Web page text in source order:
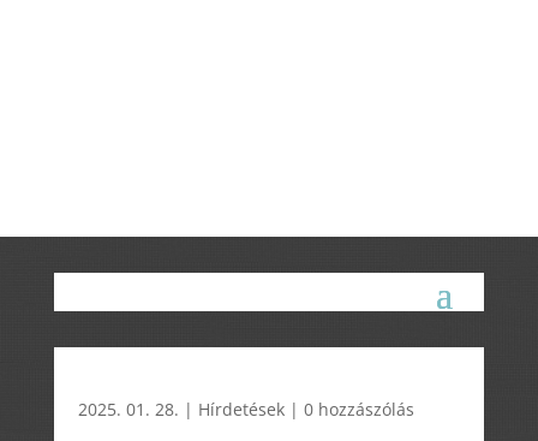
2025. 01. 28. | Hírdetések| 0 hozzászólás